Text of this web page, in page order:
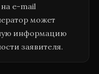
e-mail
может
информацию
заявителя.